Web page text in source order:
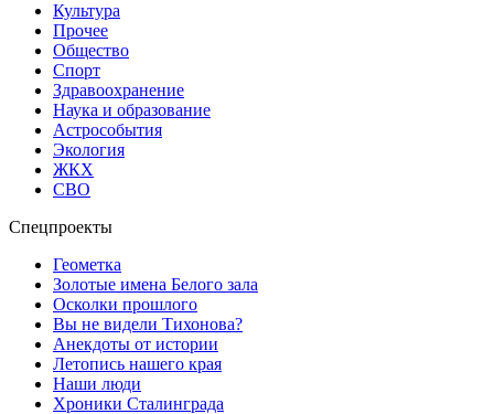
Культура
Прочее
Общество
Спорт
Здравоохранение
Наука и образование
Астрособытия
Экология
ЖКХ
СВО
Спецпроекты
Геометка
Золотые имена Белого зала
Осколки прошлого
Вы не видели Тихонова?
Анекдоты от истории
Летопись нашего края
Наши люди
Хроники Сталинграда